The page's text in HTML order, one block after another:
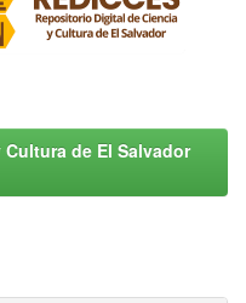
de El Salvador